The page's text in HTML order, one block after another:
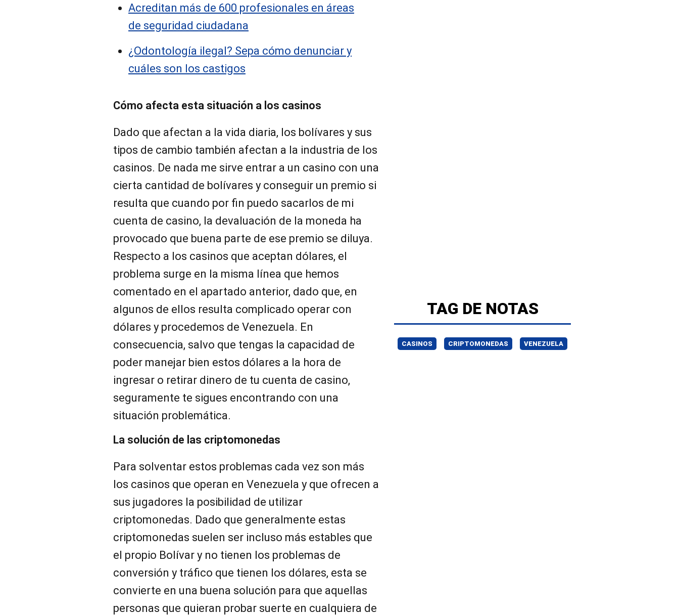
Acreditan más de 600 profesionales en áreas
de seguridad ciudadana
¿Odontología ilegal? Sepa cómo denunciar y
cuáles son los castigos
Cómo afecta esta situación a los casinos
Dado que afectan a la vida diaria, los bolívares y sus
tipos de cambio también afectan a la industria de los
casinos. De nada me sirve entrar a un casino con una
cierta cantidad de bolívares y conseguir un premio si
resulta que cuando por fin puedo sacarlos de mi
cuenta de casino, la devaluación de la moneda ha
provocado que buena parte de ese premio se diluya.
Respecto a los casinos que aceptan dólares, el
problema surge en la misma línea que hemos
comentado en el apartado anterior, dado que, en
algunos de ellos resulta complicado operar con
dólares y procedemos de Venezuela. En
consecuencia, salvo que tengas la capacidad de
poder manejar bien estos dólares a la hora de
ingresar o retirar dinero de tu cuenta de casino,
seguramente te sigues encontrando con una
situación problemática.
La solución de las criptomonedas
Para solventar estos problemas cada vez son más
los casinos que operan en Venezuela y que ofrecen a
sus jugadores la posibilidad de utilizar
criptomonedas. Dado que generalmente estas
criptomonedas suelen ser incluso más estables que
el propio Bolívar y no tienen los problemas de
conversión y tráfico que tienen los dólares, esta se
convierte en una buena solución para que aquellas
personas que quieran probar suerte en cualquiera de
TAG DE NOTAS
CASINOS CRIPTOMONEDAS VENEZUELA